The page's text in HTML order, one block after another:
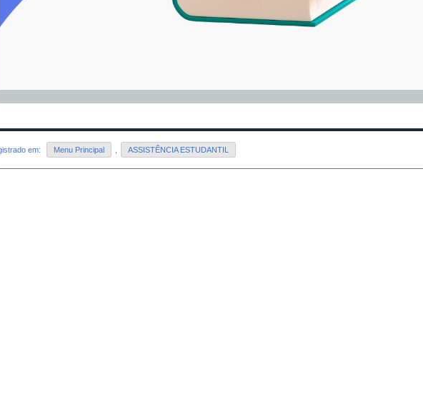
em: Menu Principal ASSISTÊNCIA ESTUDANTIL